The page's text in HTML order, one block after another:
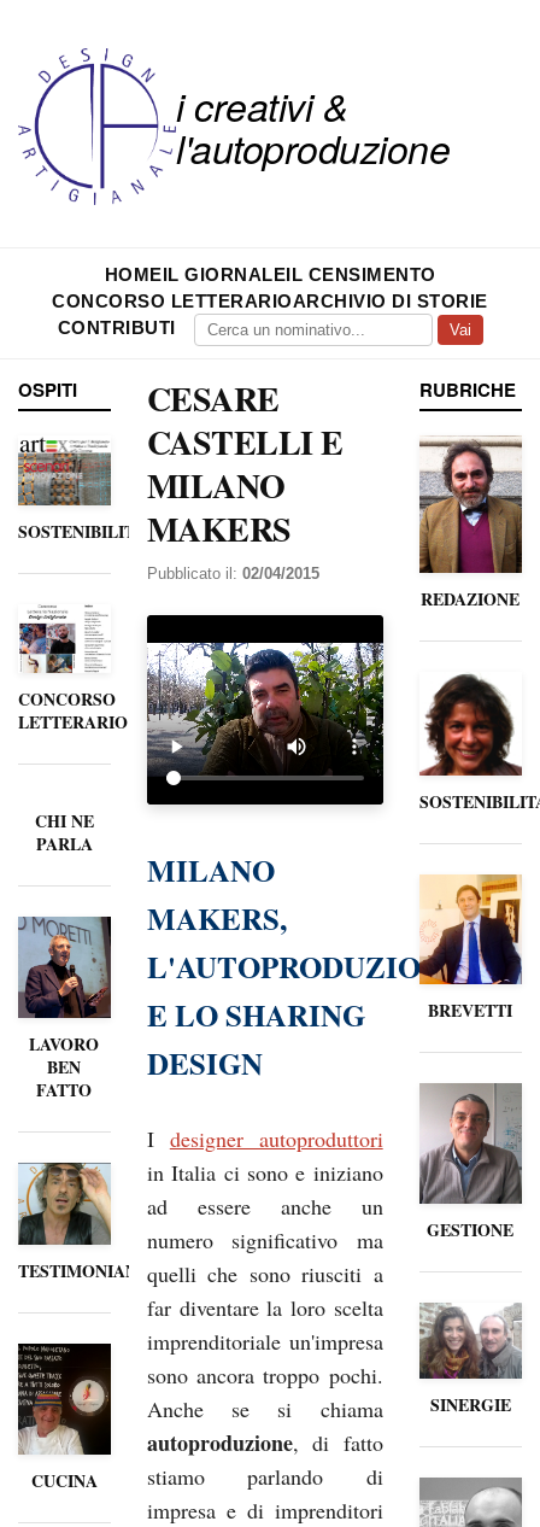
i creativi &
l'autoproduzione
HOMEIL GIORNALEIL CENSIMENTO
CONCORSO LETTERARIOARCHIVIO DI STORIE
CONTRIBUTI
Vai
OSPITI
SOSTENIBILITÀ
CONCORSO
LETTERARIO
CHI NE
PARLA
LAVORO
BEN
FATTO
TESTIMONIANZE
CUCINA
CESARE
CASTELLI E
MILANO
MAKERS
Pubblicato il: 02/04/2015
MILANO
MAKERS,
L'AUTOPRODUZIONE
E LO SHARING
DESIGN
I designer autoproduttori
in Italia ci sono e iniziano
ad essere anche un
numero significativo ma
quelli che sono riusciti a
far diventare la loro scelta
imprenditoriale un'impresa
sono ancora troppo pochi.
Anche se si chiama
autoproduzione, di fatto
stiamo parlando di
impresa e di imprenditori
RUBRICHE
REDAZIONE
BREVETTI
GESTIONE
SINERGIE